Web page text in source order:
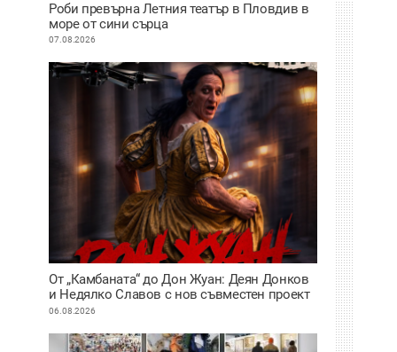
Роби превърна Летния театър в Пловдив в
море от сини сърца
07.08.2026
От „Камбаната“ до Дон Жуан: Деян Донков
и Недялко Славов с нов съвместен проект
в Пловдив
06.08.2026